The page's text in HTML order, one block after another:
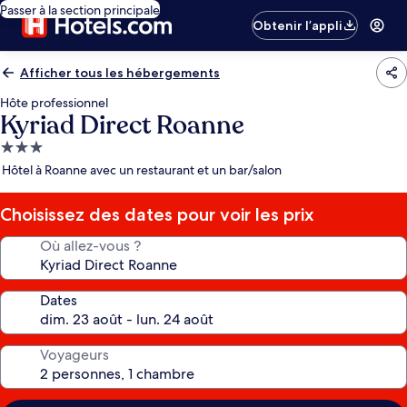
Passer à la section principale
Obtenir l’appli
Afficher tous les hébergements
Hôte professionnel
Kyriad Direct Roanne
Hébergement
3.0 étoiles
Hôtel à Roanne avec un restaurant et un bar/salon
Choisissez des dates pour voir les prix
Où allez-vous ?
Dates
Voyageurs